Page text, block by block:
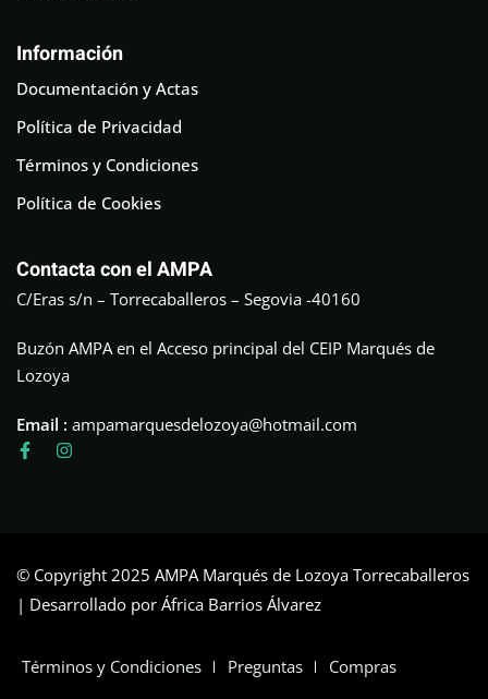
Información
Documentación y Actas
Política de Privacidad
Términos y Condiciones
Política de Cookies
Contacta con el AMPA
C/Eras s/n – Torrecaballeros – Segovia -40160
Buzón AMPA en el Acceso principal del CEIP Marqués de
Lozoya
Email : ampamarquesdelozoya@hotmail.com
© Copyright 2025 AMPA Marqués de Lozoya Torrecaballeros
| Desarrollado por África Barrios Álvarez
Términos y Condiciones Preguntas Compras